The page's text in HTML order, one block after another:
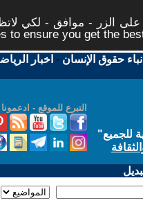
الزر - موافق - لكي
to ensure you get the
حقوق الإنسان - اخبار
التبرع للموقع - ادعمونا
للجميع"